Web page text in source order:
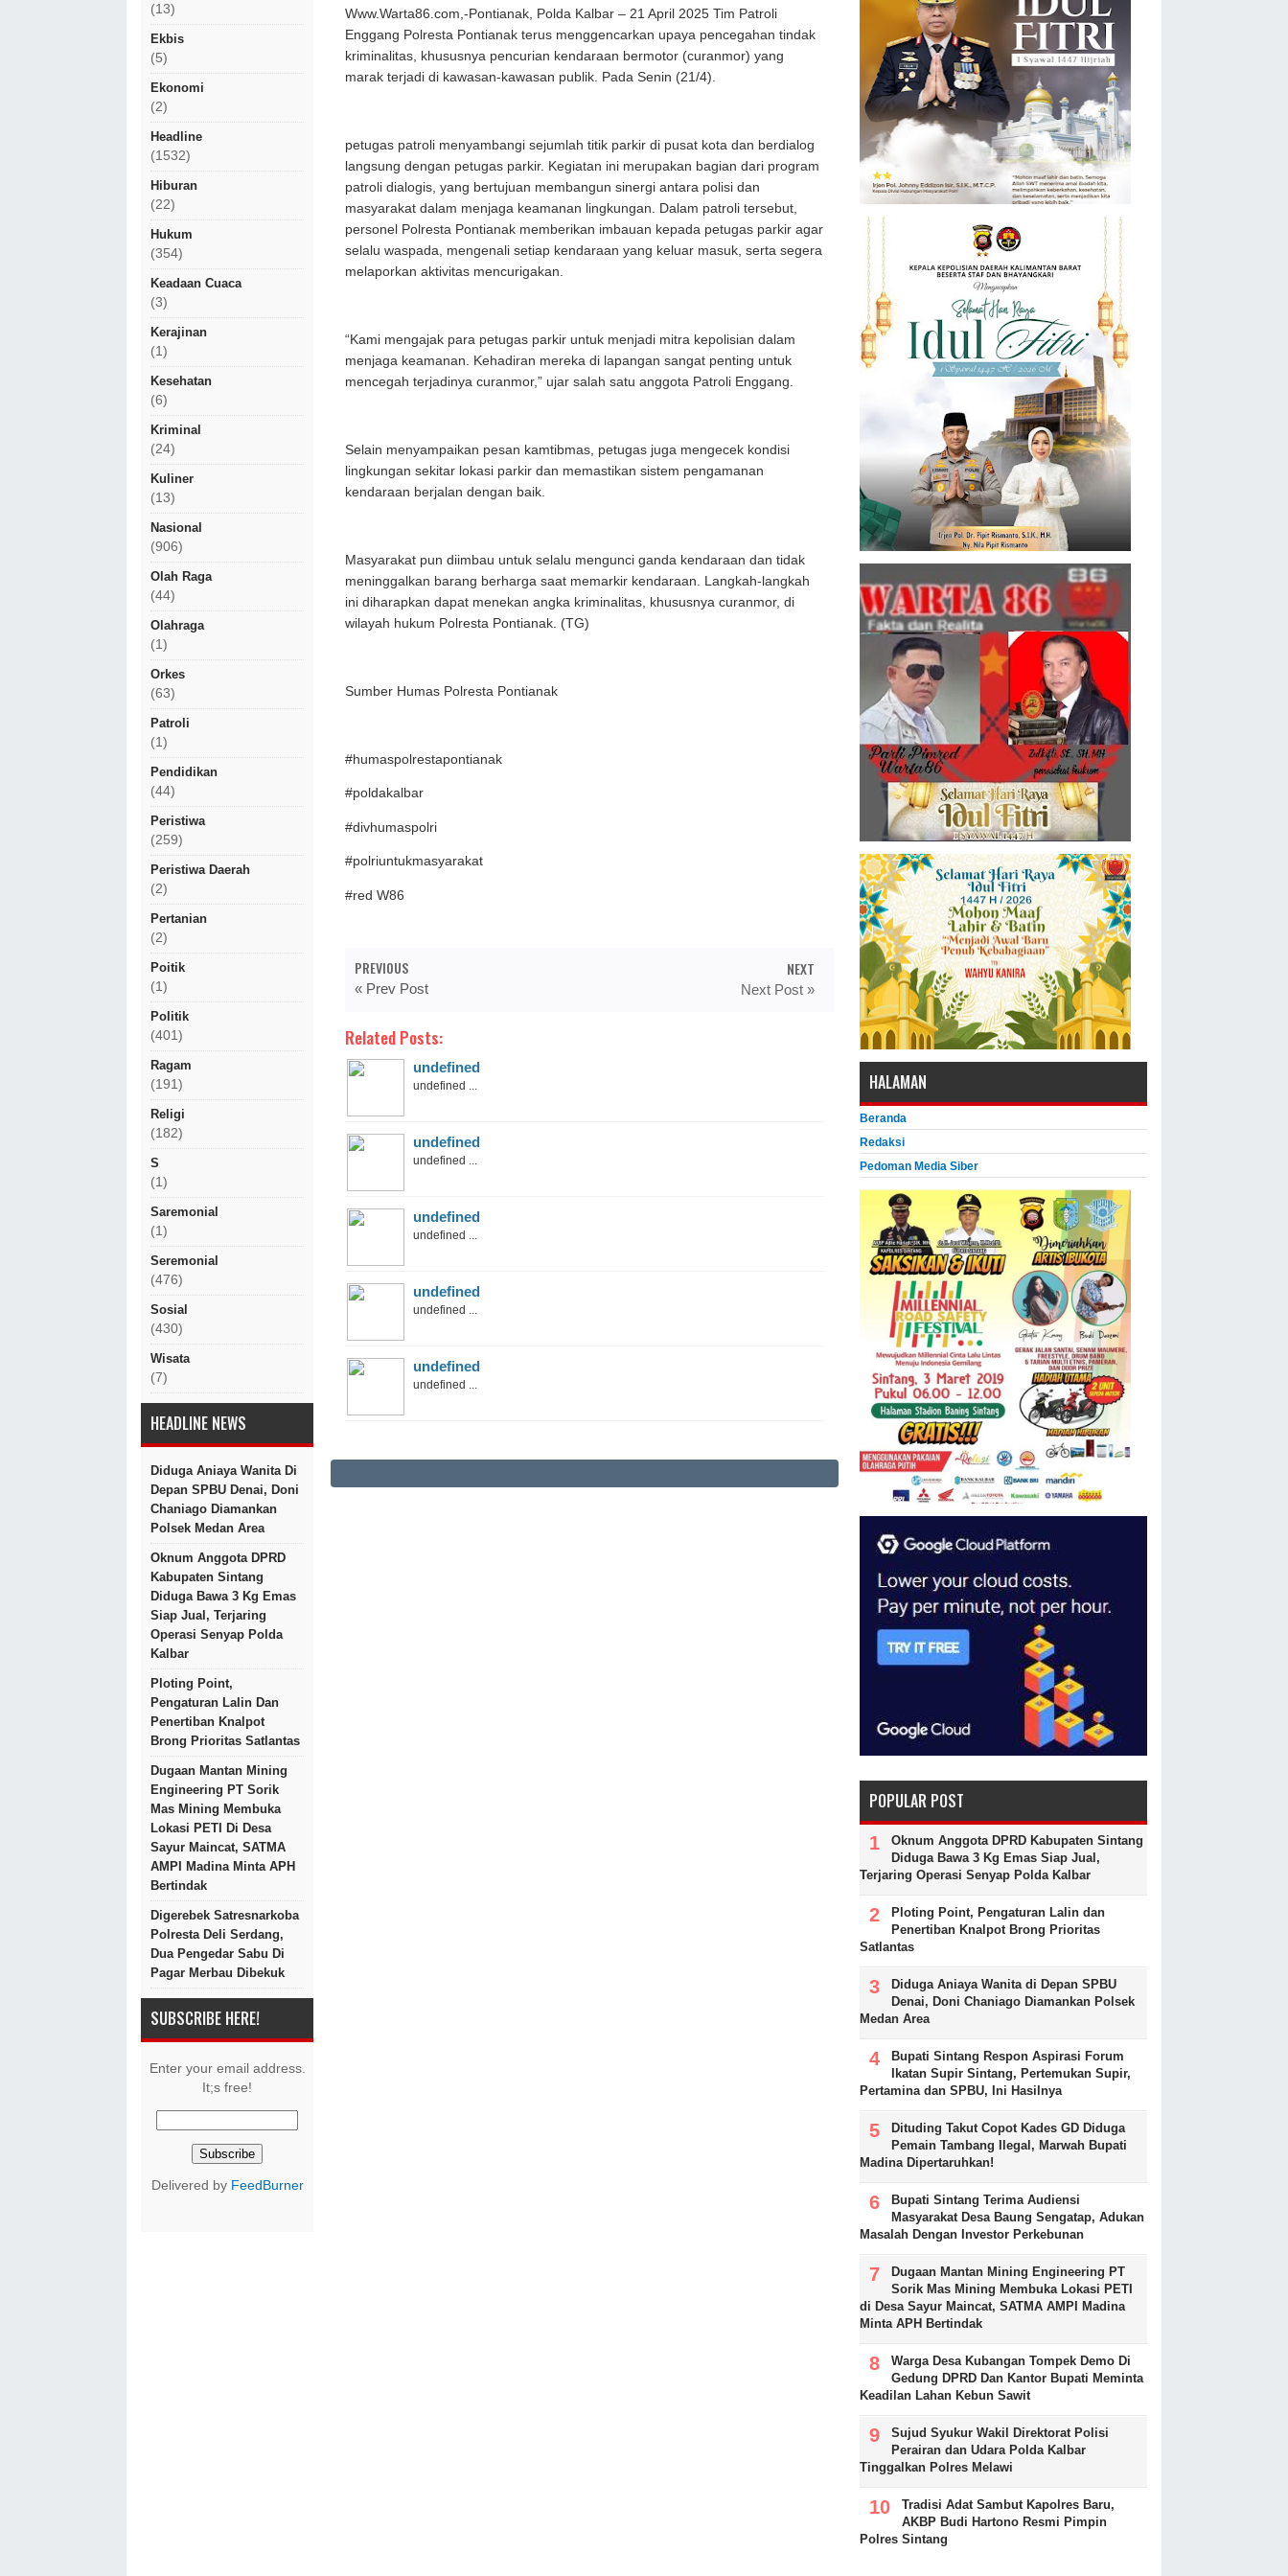
(13)
Ekbis
(5)
Ekonomi
(2)
Headline
(1532)
Hiburan
(22)
Hukum
(354)
Keadaan Cuaca
(3)
Kerajinan
(1)
Kesehatan
(6)
Kriminal
(24)
Kuliner
(13)
Nasional
(906)
Olah Raga
(44)
Olahraga
(1)
Orkes
(63)
Patroli
(1)
Pendidikan
(44)
Peristiwa
(259)
Peristiwa Daerah
(2)
Pertanian
(2)
Poitik
(1)
Politik
(401)
Ragam
(191)
Religi
(182)
S
(1)
Saremonial
(1)
Seremonial
(476)
Sosial
(430)
Wisata
(7)
HEADLINE NEWS
Diduga Aniaya Wanita Di
Depan SPBU Denai, Doni
Chaniago Diamankan
Polsek Medan Area
Oknum Anggota DPRD
Kabupaten Sintang
Diduga Bawa 3 Kg Emas
Siap Jual, Terjaring
Operasi Senyap Polda
Kalbar
Ploting Point,
Pengaturan Lalin Dan
Penertiban Knalpot
Brong Prioritas Satlantas
Dugaan Mantan Mining
Engineering PT Sorik
Mas Mining Membuka
Lokasi PETI Di Desa
Sayur Maincat, SATMA
AMPI Madina Minta APH
Bertindak
Digerebek Satresnarkoba
Polresta Deli Serdang,
Dua Pengedar Sabu Di
Pagar Merbau Dibekuk
SUBSCRIBE HERE!
Enter your email address.
It;s free!
Delivered by FeedBurner
Www.Warta86.com,-Pontianak, Polda Kalbar – 21 April 2025 Tim Patroli
Enggang Polresta Pontianak terus menggencarkan upaya pencegahan tindak
kriminalitas, khususnya pencurian kendaraan bermotor (curanmor) yang
marak terjadi di kawasan-kawasan publik. Pada Senin (21/4).
petugas patroli menyambangi sejumlah titik parkir di pusat kota dan berdialog
langsung dengan petugas parkir. Kegiatan ini merupakan bagian dari program
patroli dialogis, yang bertujuan membangun sinergi antara polisi dan
masyarakat dalam menjaga keamanan lingkungan. Dalam patroli tersebut,
personel Polresta Pontianak memberikan imbauan kepada petugas parkir agar
selalu waspada, mengenali setiap kendaraan yang keluar masuk, serta segera
melaporkan aktivitas mencurigakan.
“Kami mengajak para petugas parkir untuk menjadi mitra kepolisian dalam
menjaga keamanan. Kehadiran mereka di lapangan sangat penting untuk
mencegah terjadinya curanmor,” ujar salah satu anggota Patroli Enggang.
Selain menyampaikan pesan kamtibmas, petugas juga mengecek kondisi
lingkungan sekitar lokasi parkir dan memastikan sistem pengamanan
kendaraan berjalan dengan baik.
Masyarakat pun diimbau untuk selalu mengunci ganda kendaraan dan tidak
meninggalkan barang berharga saat memarkir kendaraan. Langkah-langkah
ini diharapkan dapat menekan angka kriminalitas, khususnya curanmor, di
wilayah hukum Polresta Pontianak. (TG)
Sumber Humas Polresta Pontianak
#humaspolrestapontianak
#poldakalbar
#divhumaspolri
#polriuntukmasyarakat
#red W86
PREVIOUS
« Prev Post
NEXT
Next Post »
Related Posts:
undefined
undefined ...
undefined
undefined ...
undefined
undefined ...
undefined
undefined ...
undefined
undefined ...
HALAMAN
Beranda
Redaksi
Pedoman Media Siber
POPULAR POST
Oknum Anggota DPRD Kabupaten Sintang
Diduga Bawa 3 Kg Emas Siap Jual,
Terjaring Operasi Senyap Polda Kalbar
Ploting Point, Pengaturan Lalin dan
Penertiban Knalpot Brong Prioritas
Satlantas
Diduga Aniaya Wanita di Depan SPBU
Denai, Doni Chaniago Diamankan Polsek
Medan Area
Bupati Sintang Respon Aspirasi Forum
Ikatan Supir Sintang, Pertemukan Supir,
Pertamina dan SPBU, Ini Hasilnya
Dituding Takut Copot Kades GD Diduga
Pemain Tambang Ilegal, Marwah Bupati
Madina Dipertaruhkan!
Bupati Sintang Terima Audiensi
Masyarakat Desa Baung Sengatap, Adukan
Masalah Dengan Investor Perkebunan
Dugaan Mantan Mining Engineering PT
Sorik Mas Mining Membuka Lokasi PETI
di Desa Sayur Maincat, SATMA AMPI Madina
Minta APH Bertindak
Warga Desa Kubangan Tompek Demo Di
Gedung DPRD Dan Kantor Bupati Meminta
Keadilan Lahan Kebun Sawit
Sujud Syukur Wakil Direktorat Polisi
Perairan dan Udara Polda Kalbar
Tinggalkan Polres Melawi
Tradisi Adat Sambut Kapolres Baru,
AKBP Budi Hartono Resmi Pimpin
Polres Sintang